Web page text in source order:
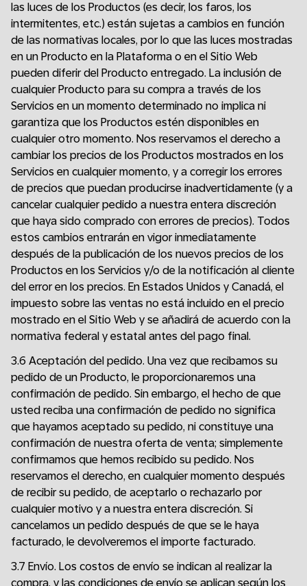
las luces de los Productos (es decir, los faros, los
intermitentes, etc.) están sujetas a cambios en función
de las normativas locales, por lo que las luces mostradas
en un Producto en la Plataforma o en el Sitio Web
pueden diferir del Producto entregado. La inclusión de
cualquier Producto para su compra a través de los
Servicios en un momento determinado no implica ni
garantiza que los Productos estén disponibles en
cualquier otro momento. Nos reservamos el derecho a
cambiar los precios de los Productos mostrados en los
Servicios en cualquier momento, y a corregir los errores
de precios que puedan producirse inadvertidamente (y a
cancelar cualquier pedido a nuestra entera discreción
que haya sido comprado con errores de precios). Todos
estos cambios entrarán en vigor inmediatamente
después de la publicación de los nuevos precios de los
Productos en los Servicios y/o de la notificación al cliente
del error en los precios. En Estados Unidos y Canadá, el
impuesto sobre las ventas no está incluido en el precio
mostrado en el Sitio Web y se añadirá de acuerdo con la
normativa federal y estatal antes del pago final.
3.6 Aceptación del pedido. Una vez que recibamos su
pedido de un Producto, le proporcionaremos una
confirmación de pedido. Sin embargo, el hecho de que
usted reciba una confirmación de pedido no significa
que hayamos aceptado su pedido, ni constituye una
confirmación de nuestra oferta de venta; simplemente
confirmamos que hemos recibido su pedido. Nos
reservamos el derecho, en cualquier momento después
de recibir su pedido, de aceptarlo o rechazarlo por
cualquier motivo y a nuestra entera discreción. Si
cancelamos un pedido después de que se le haya
facturado, le devolveremos el importe facturado.
3.7 Envío. Los costos de envío se indican al realizar la
compra, y las condiciones de envío se aplican según los